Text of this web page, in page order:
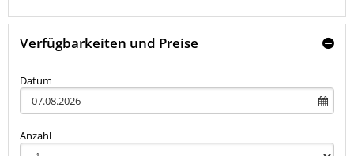
Verfügbarkeiten und Preise
Datum
Anzahl